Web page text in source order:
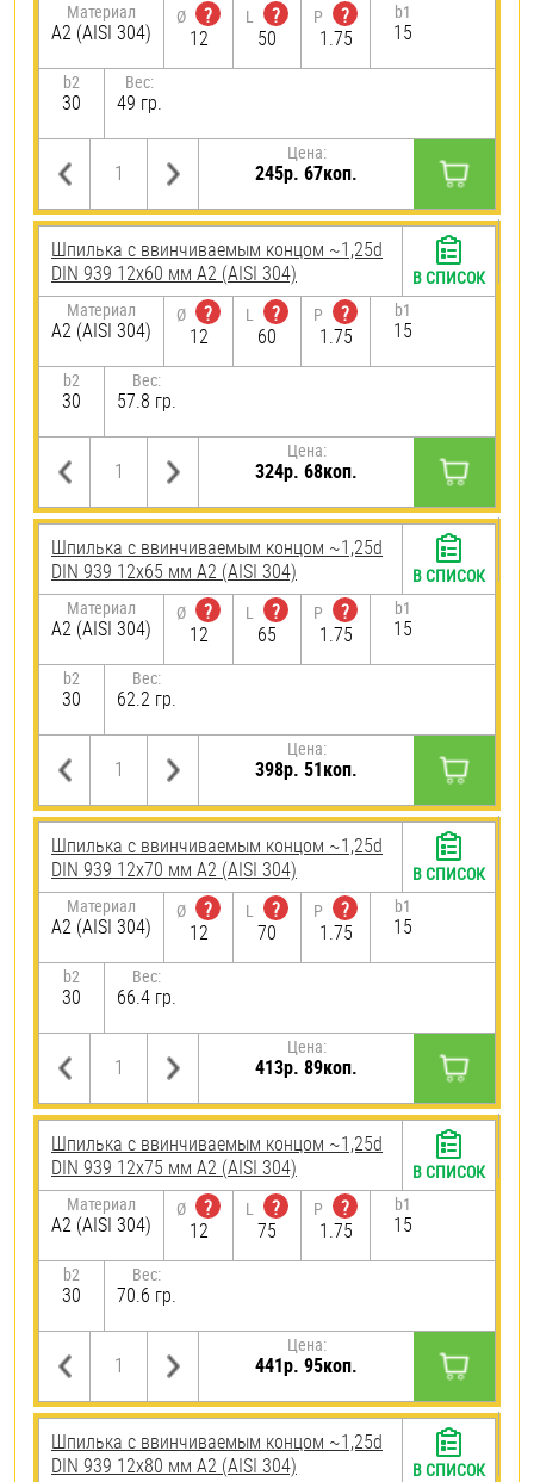
Материал
А2 (AISI 304)
Ø
?
12
L
?
50
P
?
1.75
b1
15
b2
30
Вес:
49 гр.
Цена:
245р. 67коп.
Шпилька c ввинчиваемым концом ~1,25d
DIN 939 12х60 мм А2 (AISI 304)
Материал
А2 (AISI 304)
Ø
?
12
L
?
60
P
?
1.75
b1
15
b2
30
Вес:
57.8 гр.
Цена:
324р. 68коп.
В СПИСОК
Шпилька c ввинчиваемым концом ~1,25d
DIN 939 12х65 мм А2 (AISI 304)
Материал
А2 (AISI 304)
Ø
?
12
L
?
65
P
?
1.75
b1
15
b2
30
Вес:
62.2 гр.
Цена:
398р. 51коп.
В СПИСОК
Шпилька c ввинчиваемым концом ~1,25d
DIN 939 12х70 мм А2 (AISI 304)
Материал
А2 (AISI 304)
Ø
?
12
L
?
70
P
?
1.75
b1
15
b2
30
Вес:
66.4 гр.
Цена:
413р. 89коп.
В СПИСОК
Шпилька c ввинчиваемым концом ~1,25d
DIN 939 12х75 мм А2 (AISI 304)
Материал
А2 (AISI 304)
Ø
?
12
L
?
75
P
?
1.75
b1
15
b2
30
Вес:
70.6 гр.
Цена:
441р. 95коп.
В СПИСОК
Шпилька c ввинчиваемым концом ~1,25d
DIN 939 12х80 мм А2 (AISI 304)
В СПИСОК